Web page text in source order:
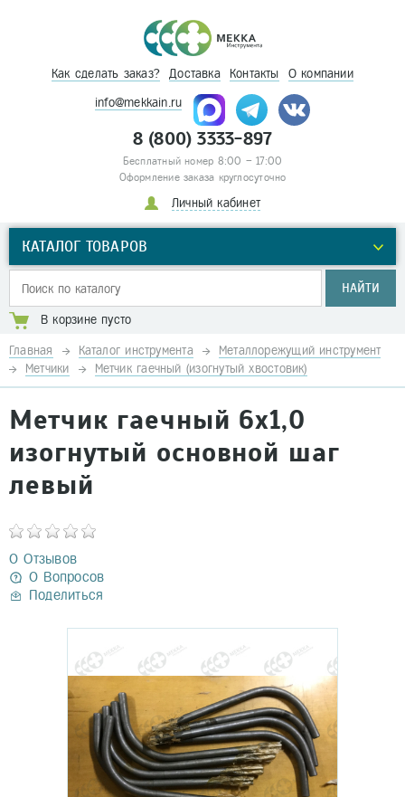
Как сделать заказ? Доставка Контакты О компании
info@mekkain.ru
8 (800) 3333-897
Бесплатный номер 8:00 – 17:00
Оформление заказа круглосуточно
Личный кабинет
КАТАЛОГ ТОВАРОВ
НАЙТИ
В корзине пусто
Главная Каталог инструмента
Металлорежущий инструмент
Метчики
Метчик гаечный (изогнутый хвостовик)
Метчик гаечный 6х1,0
изогнутый основной шаг
левый
0 Отзывов
0 Вопросов
Поделиться